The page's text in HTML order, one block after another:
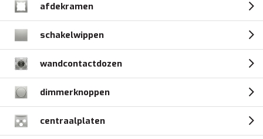
afdekramen
schakelwippen
wandcontactdozen
dimmerknoppen
centraalplaten